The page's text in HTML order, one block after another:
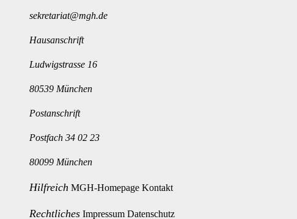
sekretariat@mgh.de
Hausanschrift
Ludwigstrasse 16
80539 München
Postanschrift
Postfach 34 02 23
80099 München
Hilfreich MGH-Homepage Kontakt
Rechtliches Impressum Datenschutz